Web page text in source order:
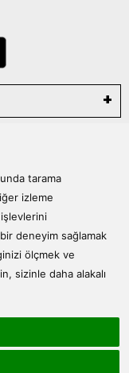
tarama
izleme
deneyim sağlamak
ölçmek ve
, sizinle daha alakalı
korunmaktadır.
Çözümleri